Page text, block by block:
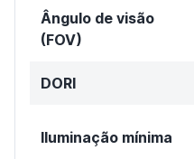
Ângulo de visão
(FOV)
DORI
Iluminação mínima